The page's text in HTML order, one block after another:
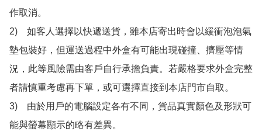
作取消。
2)　如客人選擇以快遞送貨，雖本店寄出時會以緩衝泡泡氣
墊包裝好，但運送過程中外盒有可能出現碰撞、擠壓等情
況，此等風險需由客戶自行承擔負責。若嚴格要求外盒完整
者請慎重考慮再下單，或可選擇直接到本店門市自取。
3)　由於用戶的電腦設定各有不同，貨品真實顏色及形狀可
能與螢幕顯示的略有差異。